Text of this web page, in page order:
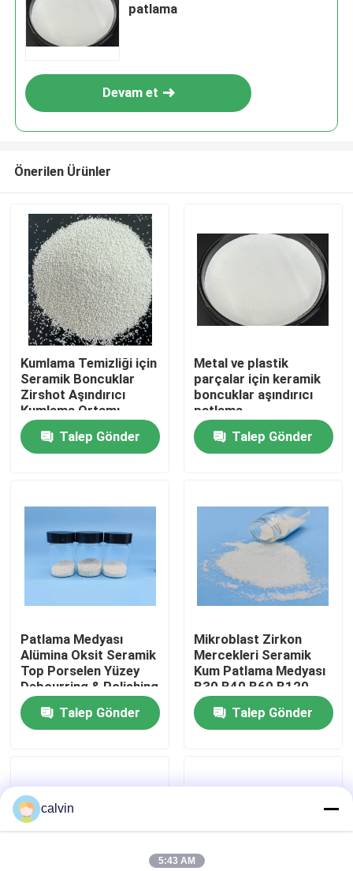
Ana sayfa
Fabrika turu
Bize ulaşın
Teklif isteği
Seramik Boncuk Patlatma
Seramik Kumlama Aşındırıcı
patlama
Devam et
Önerilen Ürünler
Kumlama Temizliği için
Seramik Boncuklar
Zirshot Aşındırıcı
Kumlama Ortamı
Talep Gönder
Metal ve plastik
parçalar için keramik
boncuklar aşındırıcı
patlama
Talep Gönder
Patlama Medyası
Alümina Oksit Seramik
Top Porselen Yüzey
Debourring & Polishing
Grit 36 Özel
Talep Gönder
Mikroblast Zirkon
Mercekleri Seramik
Kum Patlama Medyası
B30 B40 B60 B120
Talep Gönder
calvin
5:43 AM